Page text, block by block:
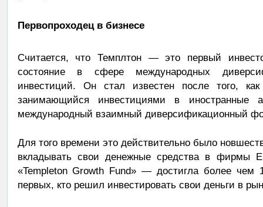
Первопроходец в бизнесе
Считается, что Темплтон — это первый
состояние в сфере международных
инвестиций. Он стал известен после того,
занимающийся инвестициями в
международный взаимный диверсификационный
Для того времени это действительно было
вкладывать свои денежные средства в фирмы
«Templeton Growth Fund» — достигла более
первых, кто решил инвестировать свои деньги в